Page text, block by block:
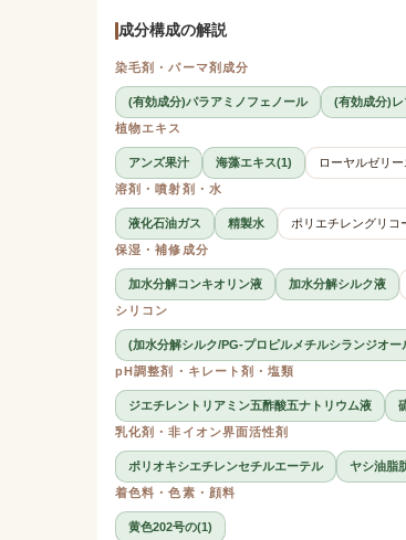
成分構成の解説
染毛剤・パーマ剤成分
(有効成分)パラアミノフェノール (有効成分)
植物エキス
アンズ果汁 海藻エキス(1)
ローヤルゼリー
溶剤・噴射剤・水
液化石油ガス 精製水
ポリエチレングリコ
保湿・補修成分
加水分解コンキオリン液 加水分解シルク液
シリコン
(加水分解シルク/PG-プロピルメチルシランジオー
pH調整剤・キレート剤・塩類
ジエチレントリアミン五酢酸五ナトリウム液
乳化剤・非イオン界面活性剤
ポリオキシエチレンセチルエーテル
ヤシ油脂
着色料・色素・顔料
黄色202号の(1)